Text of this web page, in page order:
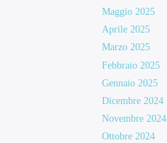
Maggio 2025
Aprile 2025
Marzo 2025
Febbraio 2025
Gennaio 2025
Dicembre 2024
Novembre 2024
Ottobre 2024